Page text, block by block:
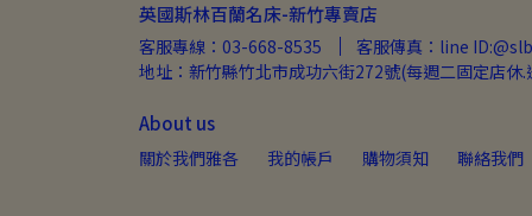
英國斯林百蘭名床-新竹專賣店
客服專線：03-668-8535
客服傳真：line
地址：新竹縣竹北市成功六街272號(每週二固定店休
About us
關於我們雅各 我的帳戶 購物須知 聯絡我們